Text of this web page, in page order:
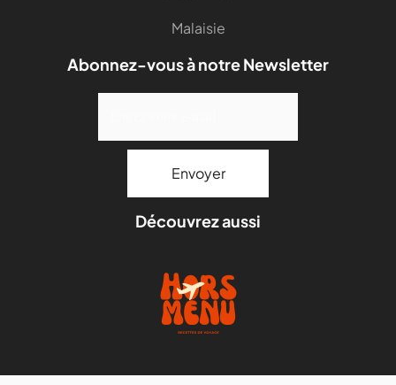
Malaisie
Abonnez-vous à notre Newsletter
Découvrez aussi